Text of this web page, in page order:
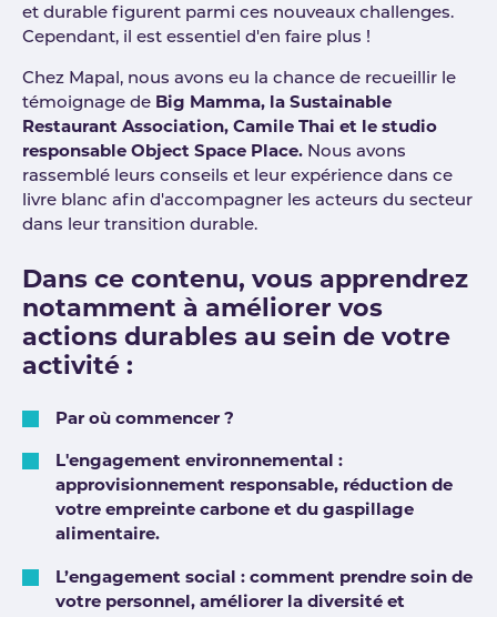
et durable figurent parmi ces nouveaux challenges.
Cependant, il est essentiel d'en faire plus !
Chez Mapal, nous avons eu la chance de recueillir le
témoignage de Big Mamma, la Sustainable
Restaurant Association, Camile Thai et le studio
responsable Object Space Place. Nous avons
rassemblé leurs conseils et leur expérience dans ce
livre blanc afin d'accompagner les acteurs du secteur
dans leur transition durable.
Dans ce contenu, vous apprendrez
notamment à améliorer vos
actions durables au sein de votre
activité :
Par où commencer ?
L'engagement environnemental :
approvisionnement responsable, réduction de
votre empreinte carbone et du gaspillage
alimentaire.
L’engagement social : comment prendre soin de
votre personnel, améliorer la diversité et